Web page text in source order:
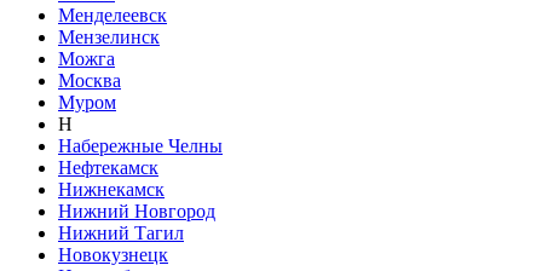
Менделеевск
Мензелинск
Можга
Москва
Муром
Н
Набережные Челны
Нефтекамск
Нижнекамск
Нижний Новгород
Нижний Тагил
Новокузнецк